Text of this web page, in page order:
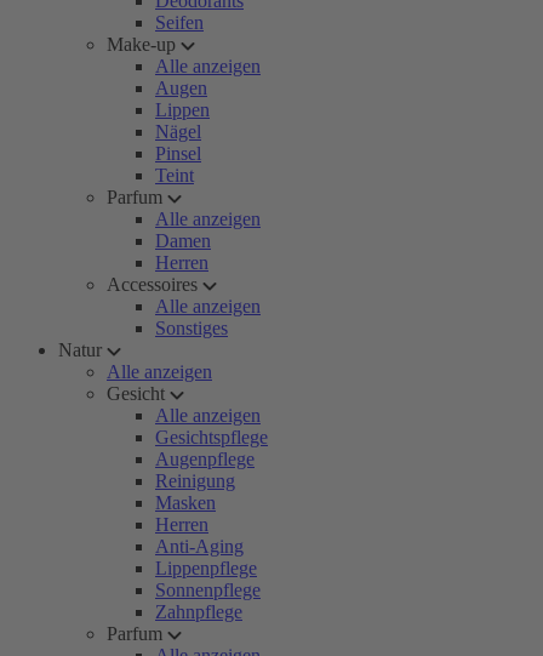
Seifen
Make-up
Alle anzeigen
Augen
Lippen
Nägel
Pinsel
Teint
Parfum
Alle anzeigen
Damen
Herren
Accessoires
Alle anzeigen
Sonstiges
Natur
Alle anzeigen
Gesicht
Alle anzeigen
Gesichtspflege
Augenpflege
Reinigung
Masken
Herren
Anti-Aging
Lippenpflege
Sonnenpflege
Zahnpflege
Parfum